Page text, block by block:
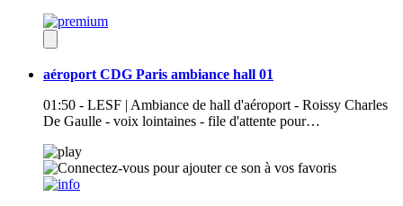
aéroport CDG Paris ambiance hall 01
01:50 - LESF | Ambiance de hall d'aéroport - Roissy Charles
De Gaulle - voix lointaines - file d'attente pour…